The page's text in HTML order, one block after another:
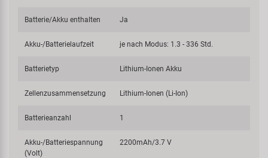
Batterie/Akku enthalten Ja
Akku-/Batterielaufzeit je nach Modus: 1.3 - 336 Std.
Batterietyp Lithium-Ionen Akku
Zellenzusammensetzung Lithium-Ionen (Li-Ion)
Batterieanzahl 1
Akku-/Batteriespannung
(Volt)
2200mAh/3.7 V